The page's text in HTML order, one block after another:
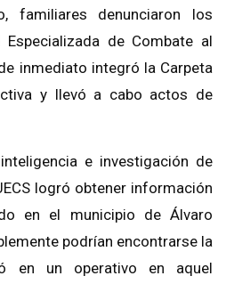
familiares denunciaron los
de Combate al
inmediato integró la Carpeta
y llevó a cabo actos de
e investigación de
logró obtener información
en el municipio de Álvaro
podrían encontrarse la
en un operativo en aquel